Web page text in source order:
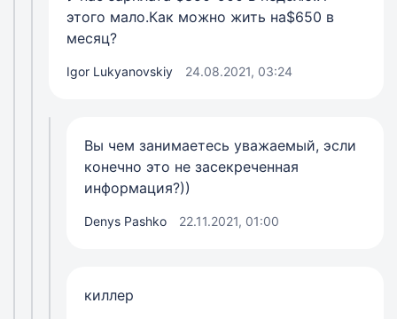
этого мало.Как можно жить на$650 в
месяц?
Igor Lukyanovskiy 24.08.2021, 03:24
Вы чем занимаетесь уважаемый, эсли
конечно это не засекреченная
информация?))
Denys Pashko 22.11.2021, 01:00
киллер